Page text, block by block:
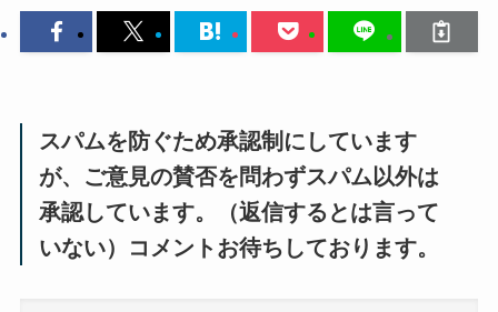
スパムを防ぐため承認制にしています
が、ご意見の賛否を問わずスパム以外は
承認しています。（返信するとは言って
いない）コメントお待ちしております。